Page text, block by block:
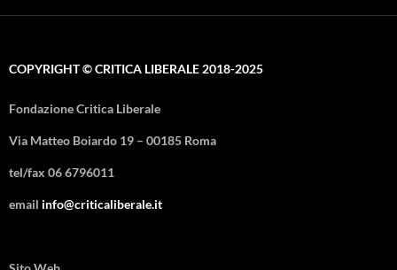
COPYRIGHT © CRITICA LIBERALE 2018-2025
Fondazione Critica Liberale
Via Matteo Boiardo 19 – 00185 Roma
tel/fax 06 6796011
email info@criticaliberale.it